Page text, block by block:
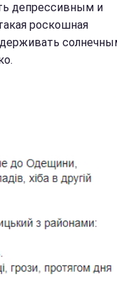
депрессивным и
роскошная